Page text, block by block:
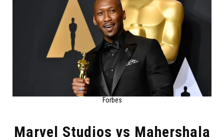
Forbes
Marvel Studios vs Mahershala